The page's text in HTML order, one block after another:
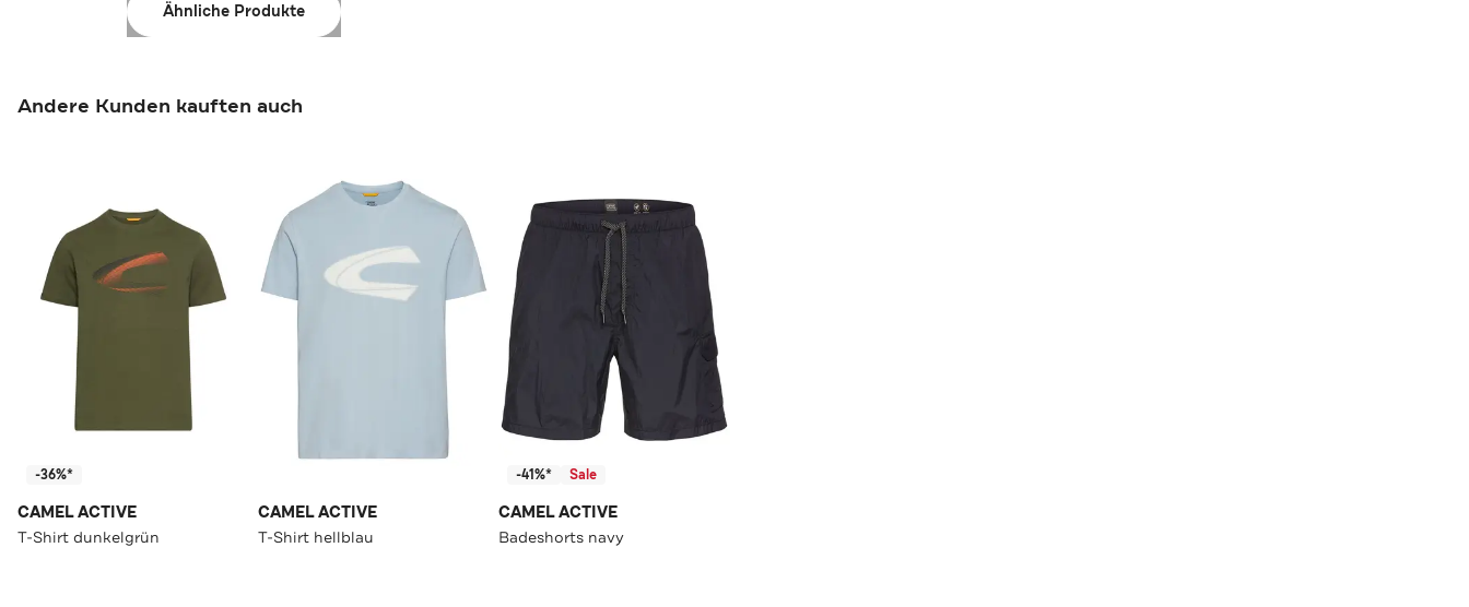
Ähnliche Produkte
Andere Kunden kauften auch
-36%*
CAMEL ACTIVE
T-Shirt dunkelgrün
CAMEL ACTIVE
T-Shirt hellblau
-41%* Sale
CAMEL ACTIVE
Badeshorts navy